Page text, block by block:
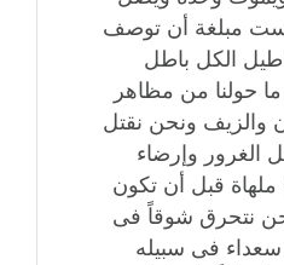
مبلغة أن توصف
الكل باطل
حولنا من مظاهر
والزيف ونحن نقتل
الغرور وإرضاء
ملهاة قبل أن تكون
نتحرق شوقاً فى
فى سبيله